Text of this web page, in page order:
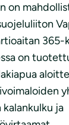
on
on
kalankulku ja